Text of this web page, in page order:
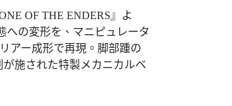
OF THE ENDERS』よ
への変形を、マニピュレータ
アー成形で再現。脚部踵の
施された特製メカニカルベ